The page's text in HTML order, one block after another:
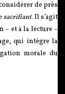
de près
sacrifiant. Il s’agit
– et à la lecture –
qui intègre la
morale du